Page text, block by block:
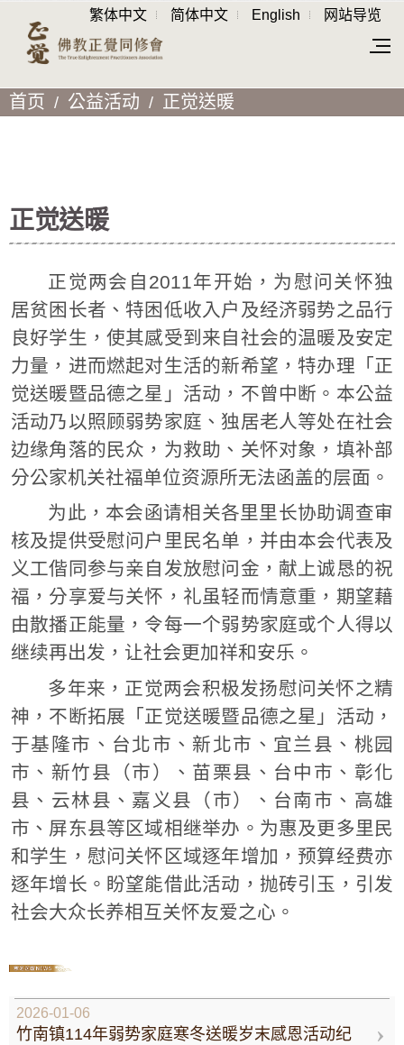
繁体中文 简体中文 English 网站导览
首页 公益活动 正觉送暖
正觉送暖
正觉两会自2011年开始，为慰问关怀独
居贫困长者、特困低收入户及经济弱势之品行
良好学生，使其感受到来自社会的温暖及安定
力量，进而燃起对生活的新希望，特办理「正
觉送暖暨品德之星」活动，不曾中断。本公益
活动乃以照顾弱势家庭、独居老人等处在社会
边缘角落的民众，为救助、关怀对象，填补部
分公家机关社福单位资源所无法函盖的层面。
为此，本会函请相关各里里长协助调查审
核及提供受慰问户里民名单，并由本会代表及
义工偕同参与亲自发放慰问金，献上诚恳的祝
福，分享爱与关怀，礼虽轻而情意重，期望藉
由散播正能量，令每一个弱势家庭或个人得以
继续再出发，让社会更加祥和安乐。
多年来，正觉两会积极发扬慰问关怀之精
神，不断拓展「正觉送暖暨品德之星」活动，
于基隆市、台北市、新北市、宜兰县、桃园
市、新竹县（市）、苗栗县、台中市、彰化
县、云林县、嘉义县（巿）、台南市、高雄
市、屏东县等区域相继举办。为惠及更多里民
和学生，慰问关怀区域逐年增加，预算经费亦
逐年增长。盼望能借此活动，抛砖引玉，引发
社会大众长养相互关怀友爱之心。
NEWS
2026-01-06
竹南镇114年弱势家庭寒冬送暖岁末感恩活动纪